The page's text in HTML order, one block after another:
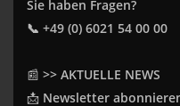
Sie haben Fragen?
📞 +49 (0) 6021 54 00 00
📰 >> AKTUELLE NEWS
📩 Newsletter